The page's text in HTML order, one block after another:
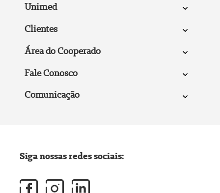
Unimed
Clientes
Área do Cooperado
Fale Conosco
Comunicação
Siga nossas redes sociais: